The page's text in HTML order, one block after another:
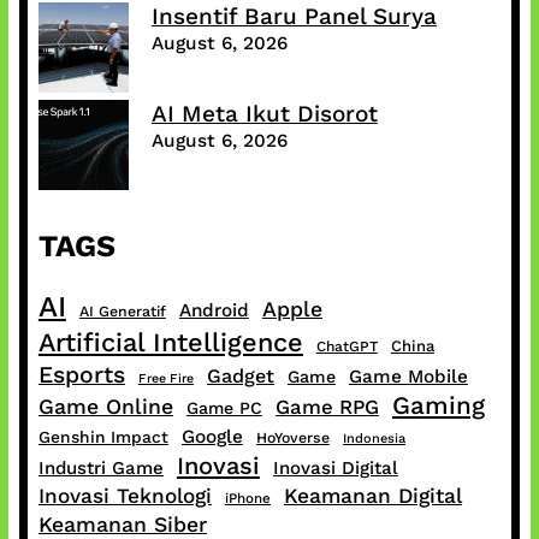
Insentif Baru Panel Surya
August 6, 2026
AI Meta Ikut Disorot
August 6, 2026
TAGS
AI AI Generatif Android Apple
Artificial Intelligence ChatGPT China
Esports Free Fire Gadget Game Game Mobile
Game Online Game PC Game RPG Gaming
Genshin Impact Google HoYoverse Indonesia
Industri Game Inovasi Inovasi Digital
Inovasi Teknologi iPhone
Keamanan Digital
Keamanan Siber